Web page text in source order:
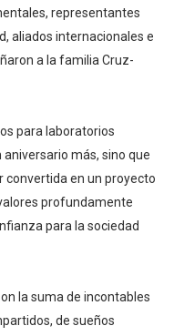
representantes
aliados internacionales e
a la familia Cruz-
para laboratorios
más, sino que
convertida en un proyecto
profundamente
para la sociedad
la suma de incontables
de sueños